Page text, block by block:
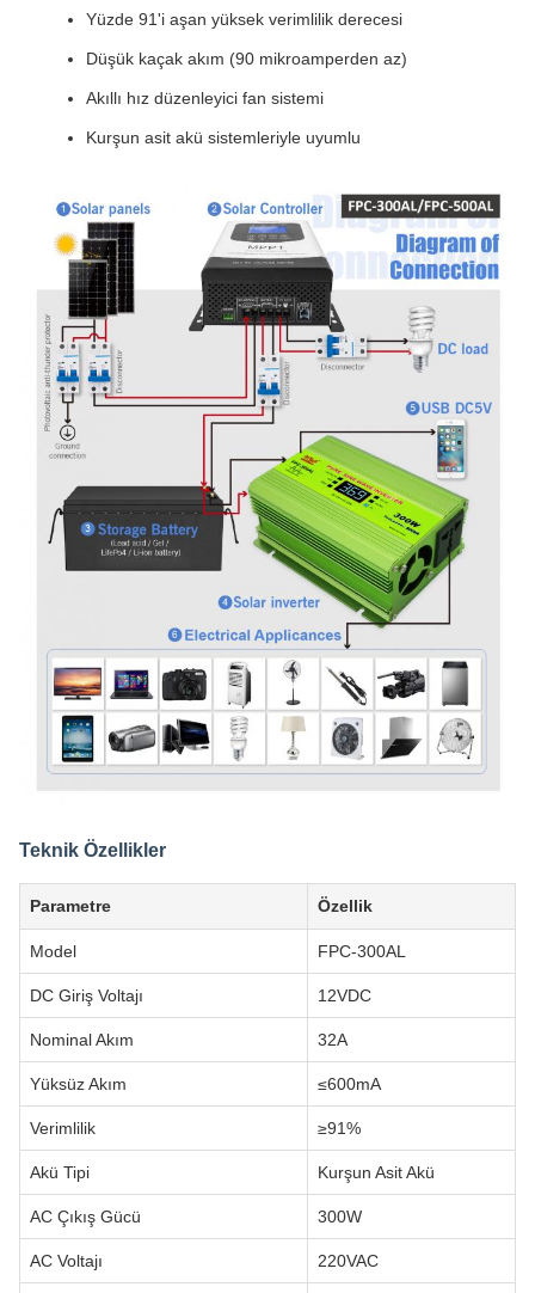
Yüzde 91'i aşan yüksek verimlilik derecesi
Düşük kaçak akım (90 mikroamperden az)
Akıllı hız düzenleyici fan sistemi
Kurşun asit akü sistemleriyle uyumlu
Teknik Özellikler
Parametre Özellik
Model FPC-300AL
DC Giriş Voltajı 12VDC
Nominal Akım 32A
Yüksüz Akım ≤600mA
Verimlilik ≥91%
Akü Tipi Kurşun Asit Akü
AC Çıkış Gücü 300W
AC Voltajı 220VAC